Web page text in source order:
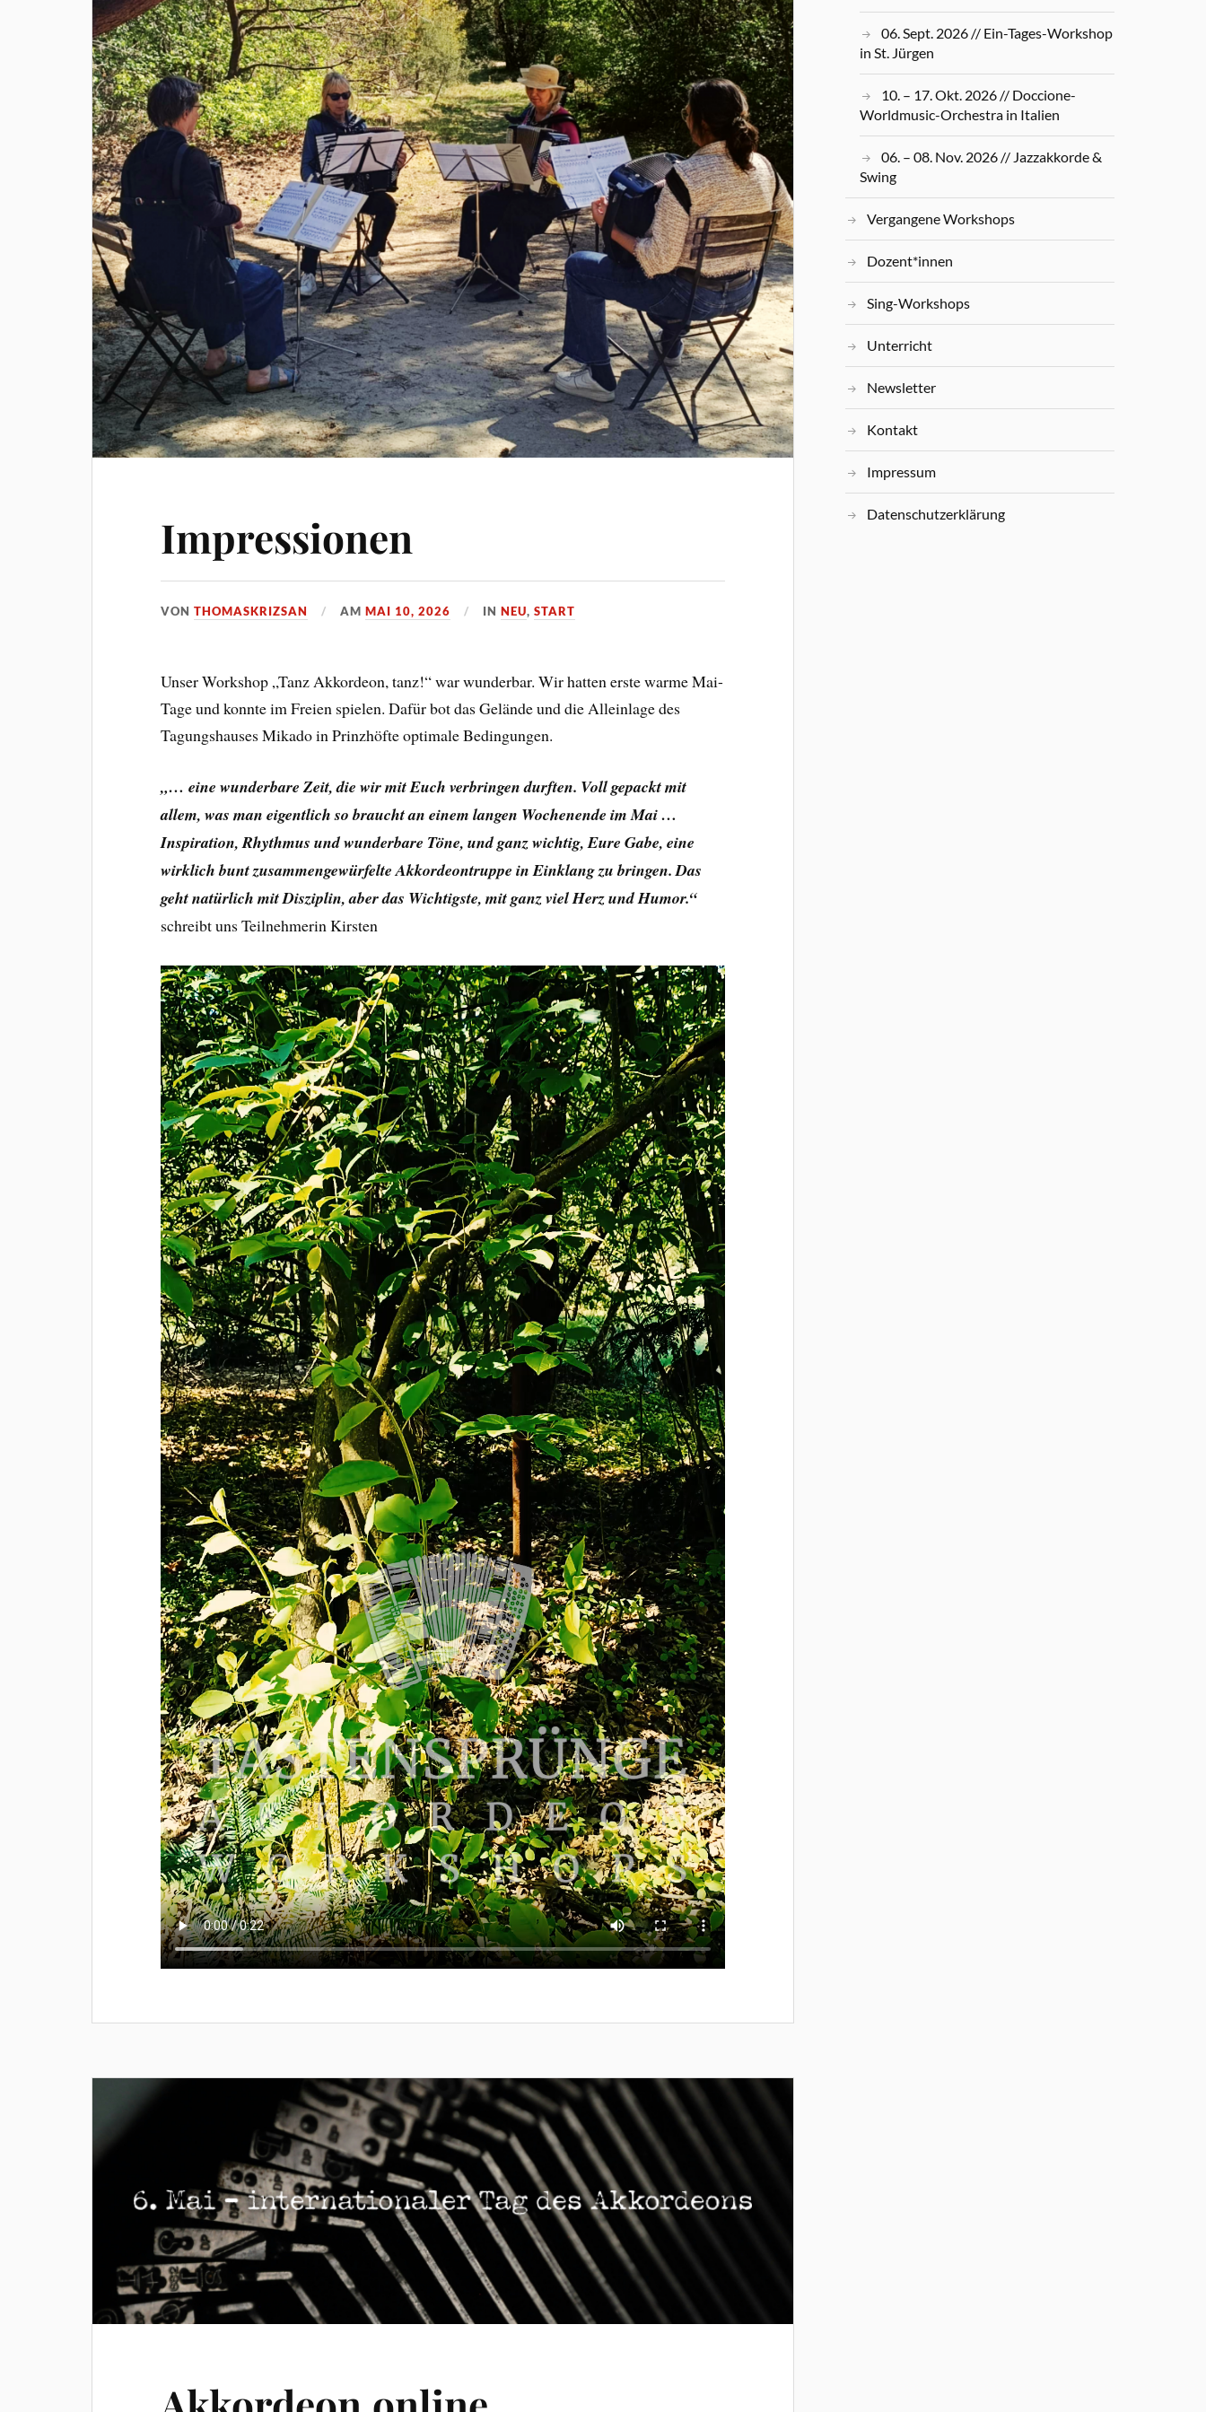
Impressionen
VONTHOMASKRIZSAN AMMAI 10, 2026 INNEU,START
Unser Workshop „Tanz Akkordeon, tanz!“ war wunderbar. Wir hatten erste warme Mai-
Tage und konnte im Freien spielen. Dafür bot das Gelände und die Alleinlage des
Tagungshauses Mikado in Prinzhöfte optimale Bedingungen.
„… eine wunderbare Zeit, die wir mit Euch verbringen durften. Voll gepackt mit
allem, was man eigentlich so braucht an einem langen Wochenende im Mai …
Inspiration, Rhythmus und wunderbare Töne, und ganz wichtig, Eure Gabe, eine
wirklich bunt zusammengewürfelte Akkordeontruppe in Einklang zu bringen. Das
geht natürlich mit Disziplin, aber das Wichtigste, mit ganz viel Herz und Humor.“
schreibt uns Teilnehmerin Kirsten
06. Sept. 2026 // Ein-Tages-Workshop
in St. Jürgen
10. – 17. Okt. 2026 // Doccione-
Worldmusic-Orchestra in Italien
06. – 08. Nov. 2026 // Jazzakkorde &
Swing
Vergangene Workshops
Dozent*innen
Sing-Workshops
Unterricht
Newsletter
Kontakt
Impressum
Datenschutzerklärung